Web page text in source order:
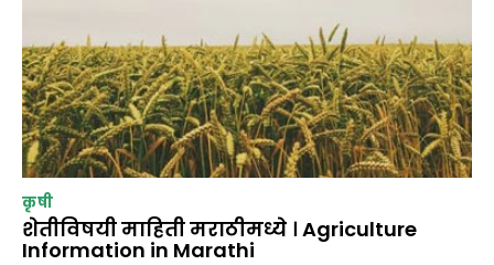
कृषी
शेतीविषयी माहिती मराठीमध्ये । Agriculture
Information in Marathi